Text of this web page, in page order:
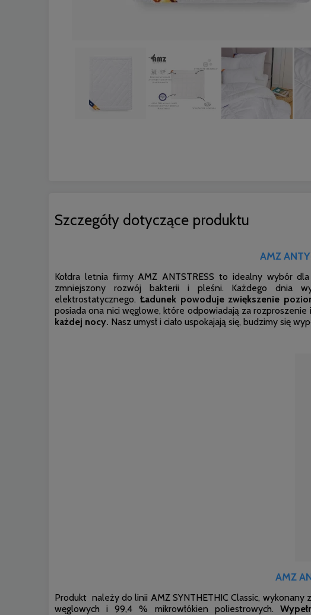
Szczegóły dotyczące produktu
AMZ
Kołdra letnia firmy AMZ ANTSTRESS to idealny wybór dla
zmniejszony rozwój bakterii i pleśni. Każdego dnia
elektrostatycznego. Ładunek powoduje zwiększenie
posiada ona nici węglowe, które odpowiadają za rozproszenie
każdej nocy. Nasz umysł i ciało uspokajają się, budzimy się
AMZ
Produkt należy do linii AMZ SYNTHETHIC Classic,
węglowych i 99,4 % mikrowłókien poliestrowych.